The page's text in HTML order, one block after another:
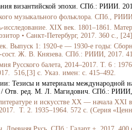
византийской эпохи. СПб.: РИИИ.
музыкального фольклора. СПб.,
XIX век. 1801–1861.
• Санкт-Петербург, 2017. 360 с.,
Выпуск 1: 1920-е — 1930-е годы:
сост. Ж. В. Князева. СПб.: РИИИ, 2017.
Русского балета, 2014–2017. Т. 6 : 1976
516,[3] с. Указ. имен: с. 415–492.
Тезисы и материалы международной
/ Отв. ред. М. Л. Магидович. СПб.:
и искусстве ХХ — начала ХХI
Т. 2. 1935–1964. 572 с. (Серия